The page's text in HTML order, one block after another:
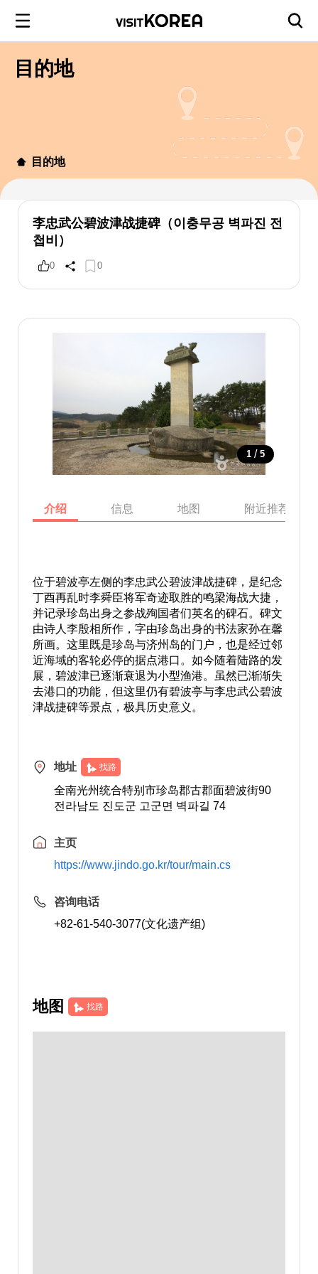
目的地
目的地
李忠武公碧波津战捷碑（이충무공 벽파진 전
첩비）
0 0
1 / 5
介绍 信息 地图 附近推荐景点
位于碧波亭左侧的李忠武公碧波津战捷碑，是纪念
丁酉再乱时李舜臣将军奇迹取胜的鸣梁海战大捷，
并记录珍岛出身之参战殉国者们英名的碑石。碑文
由诗人李殷相所作，字由珍岛出身的书法家孙在馨
所画。这里既是珍岛与济州岛的门户，也是经过邻
近海域的客轮必停的据点港口。如今随着陆路的发
展，碧波津已逐渐衰退为小型渔港。虽然已渐渐失
去港口的功能，但这里仍有碧波亭与李忠武公碧波
津战捷碑等景点，极具历史意义。
地址 找路
全南光州统合特别市珍岛郡古郡面碧波街90
전라남도 진도군 고군면 벽파길 74
主页
https://www.jindo.go.kr/tour/main.cs
咨询电话
+82-61-540-3077(文化遗产组)
地图 找路